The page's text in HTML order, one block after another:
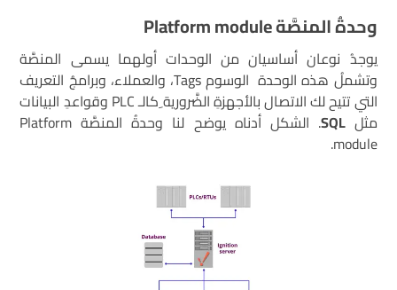
وحدةُ المنصَّةPlatform module
يوجدُ نوعان أساسيان من الوحدات أولهما يسمى المنصَّة
وتشملُ هذه الوحدة الوسوم Tags، والعملاء، وبرامجُ التعريف
التي تتيح لك الاتصال بالأجهزةِ الضَّرورية ِكالـ PLC وقواعدِ البيانات
مثلSQL
. الشكل أدناه يوضح لنا وحدةُ المنصَّة Platform
module.